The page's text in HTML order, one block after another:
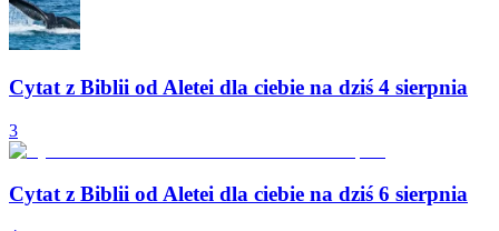
Cytat z Biblii od Aletei dla ciebie na dziś 4 sierpnia
3
Cytat z Biblii od Aletei dla ciebie na dziś 6 sierpnia